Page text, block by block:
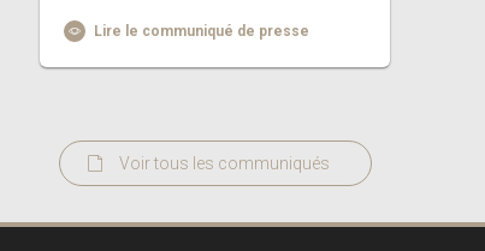
Lire le communiqué de presse
Voir tous les communiqués